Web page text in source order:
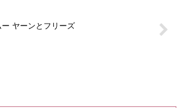
ヤーンとフリーズ